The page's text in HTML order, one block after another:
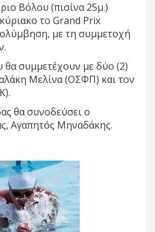
Βόλου (πισίνα 25μ.)
το Grand Prix
με τη συμμετοχή
θα συμμετέχουν με δύο (2)
Μελίνα (ΟΣΦΠ) και τον
θα συνοδεύσει ο
Αγαπητός Μηναδάκης.